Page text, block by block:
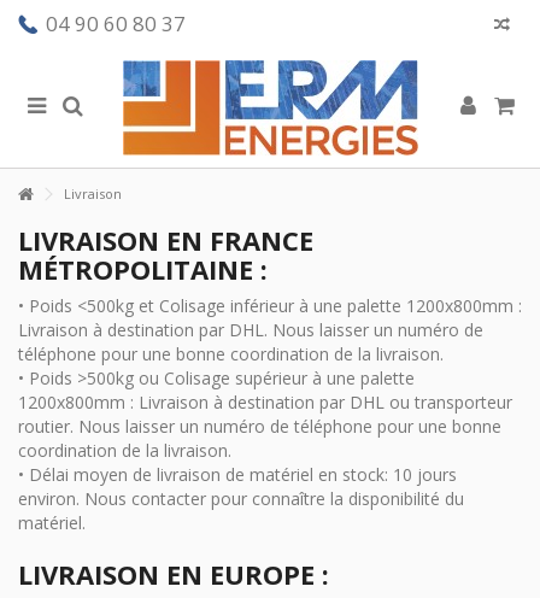
04 90 60 80 37
Livraison
LIVRAISON EN FRANCE
MÉTROPOLITAINE :
• Poids <500kg et Colisage inférieur à une palette 1200x800mm :
Livraison à destination par DHL. Nous laisser un numéro de
téléphone pour une bonne coordination de la livraison.
• Poids >500kg ou Colisage supérieur à une palette
1200x800mm : Livraison à destination par DHL ou transporteur
routier. Nous laisser un numéro de téléphone pour une bonne
coordination de la livraison.
• Délai moyen de livraison de matériel en stock: 10 jours
environ. Nous contacter pour connaître la disponibilité du
matériel.
LIVRAISON EN EUROPE :